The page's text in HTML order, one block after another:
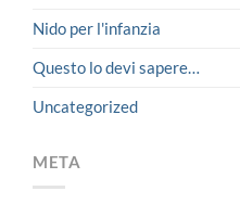
Nido per l'infanzia
Questo lo devi sapere…
Uncategorized
META